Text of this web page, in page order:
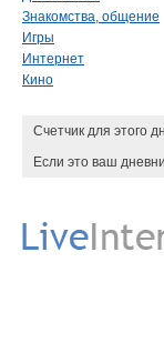
Знакомства, общение
Игры
Интернет
Кино
Счетчик для этого
Если это ваш